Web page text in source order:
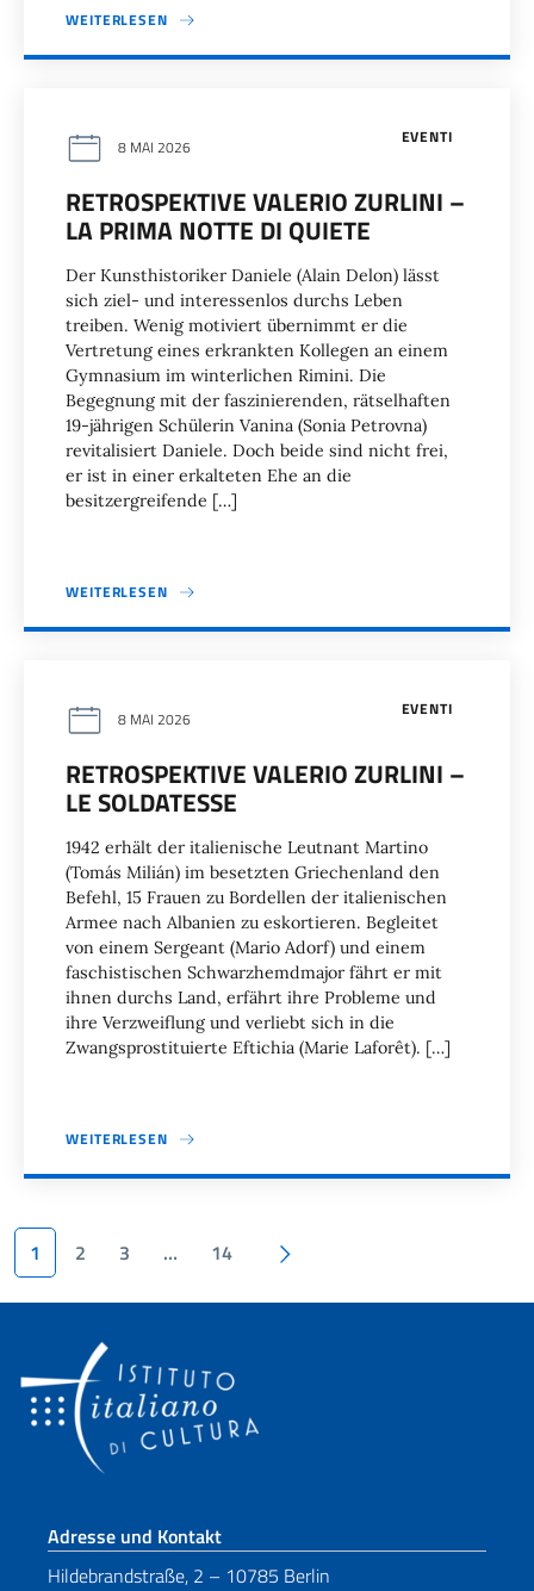
WEITERLESEN
EVENTI
8 MAI 2026
RETROSPEKTIVE VALERIO ZURLINI –
LA PRIMA NOTTE DI QUIETE
Der Kunsthistoriker Daniele (Alain Delon) lässt
sich ziel- und interessenlos durchs Leben
treiben. Wenig motiviert übernimmt er die
Vertretung eines erkrankten Kollegen an einem
Gymnasium im winterlichen Rimini. Die
Begegnung mit der faszinierenden, rätselhaften
19-jährigen Schülerin Vanina (Sonia Petrovna)
revitalisiert Daniele. Doch beide sind nicht frei,
er ist in einer erkalteten Ehe an die
besitzergreifende […]
WEITERLESEN
EVENTI
8 MAI 2026
RETROSPEKTIVE VALERIO ZURLINI –
LE SOLDATESSE
1942 erhält der italienische Leutnant Martino
(Tomás Milián) im besetzten Griechenland den
Befehl, 15 Frauen zu Bordellen der italienischen
Armee nach Albanien zu eskortieren. Begleitet
von einem Sergeant (Mario Adorf) und einem
faschistischen Schwarzhemdmajor fährt er mit
ihnen durchs Land, erfährt ihre Probleme und
ihre Verzweiflung und verliebt sich in die
Zwangsprostituierte Eftichia (Marie Laforêt). […]
WEITERLESEN
Seitennummerierung
1 2 3 … 14
Fußbereich
Adresse und Kontakt
Hildebrandstraße, 2 – 10785 Berlin